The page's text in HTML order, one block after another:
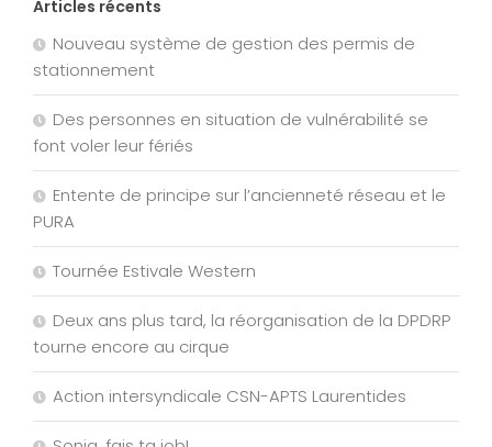
Articles récents
Nouveau système de gestion des permis de
stationnement
Des personnes en situation de vulnérabilité se
font voler leur fériés
Entente de principe sur l’ancienneté réseau et le
PURA
Tournée Estivale Western
Deux ans plus tard, la réorganisation de la DPDRP
tourne encore au cirque
Action intersyndicale CSN-APTS Laurentides